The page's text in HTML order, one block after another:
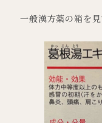
一般漢方薬の箱を